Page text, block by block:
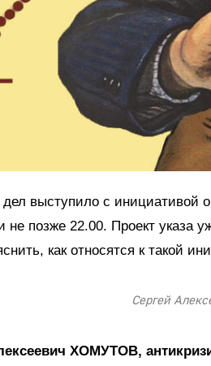
выступило с инициативой
позже 22.00. Проект указа
как относятся к такой
Сергей
ХОМУТОВ,